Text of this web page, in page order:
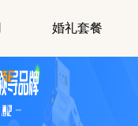
婚礼套餐